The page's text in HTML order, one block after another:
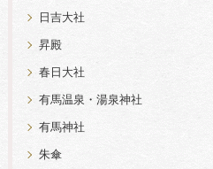
日吉大社
昇殿
春日大社
有馬温泉・湯泉神社
有馬神社
朱傘